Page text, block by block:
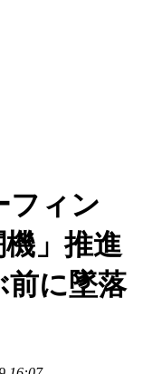
フィン
」推進
に墜落